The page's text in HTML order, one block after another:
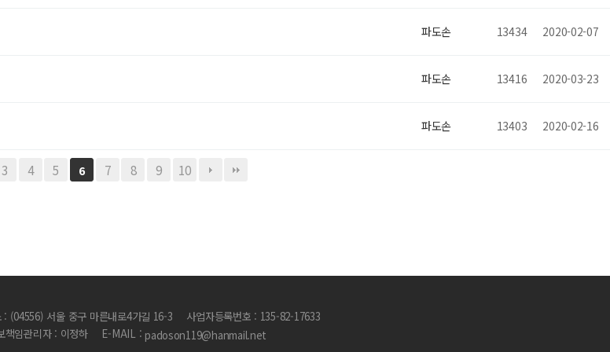
파도손 13434 2020-02-07
파도손 13416 2020-03-23
파도손 13403 2020-02-16
3 4 5 6 7 8 9 10
: (04556) 서울 중구 마른내로4가길 16-3
사업자등록번호 : 135-82-17633
책임관리자 : 이정하 E-MAIL : padoson119@hanmail.net